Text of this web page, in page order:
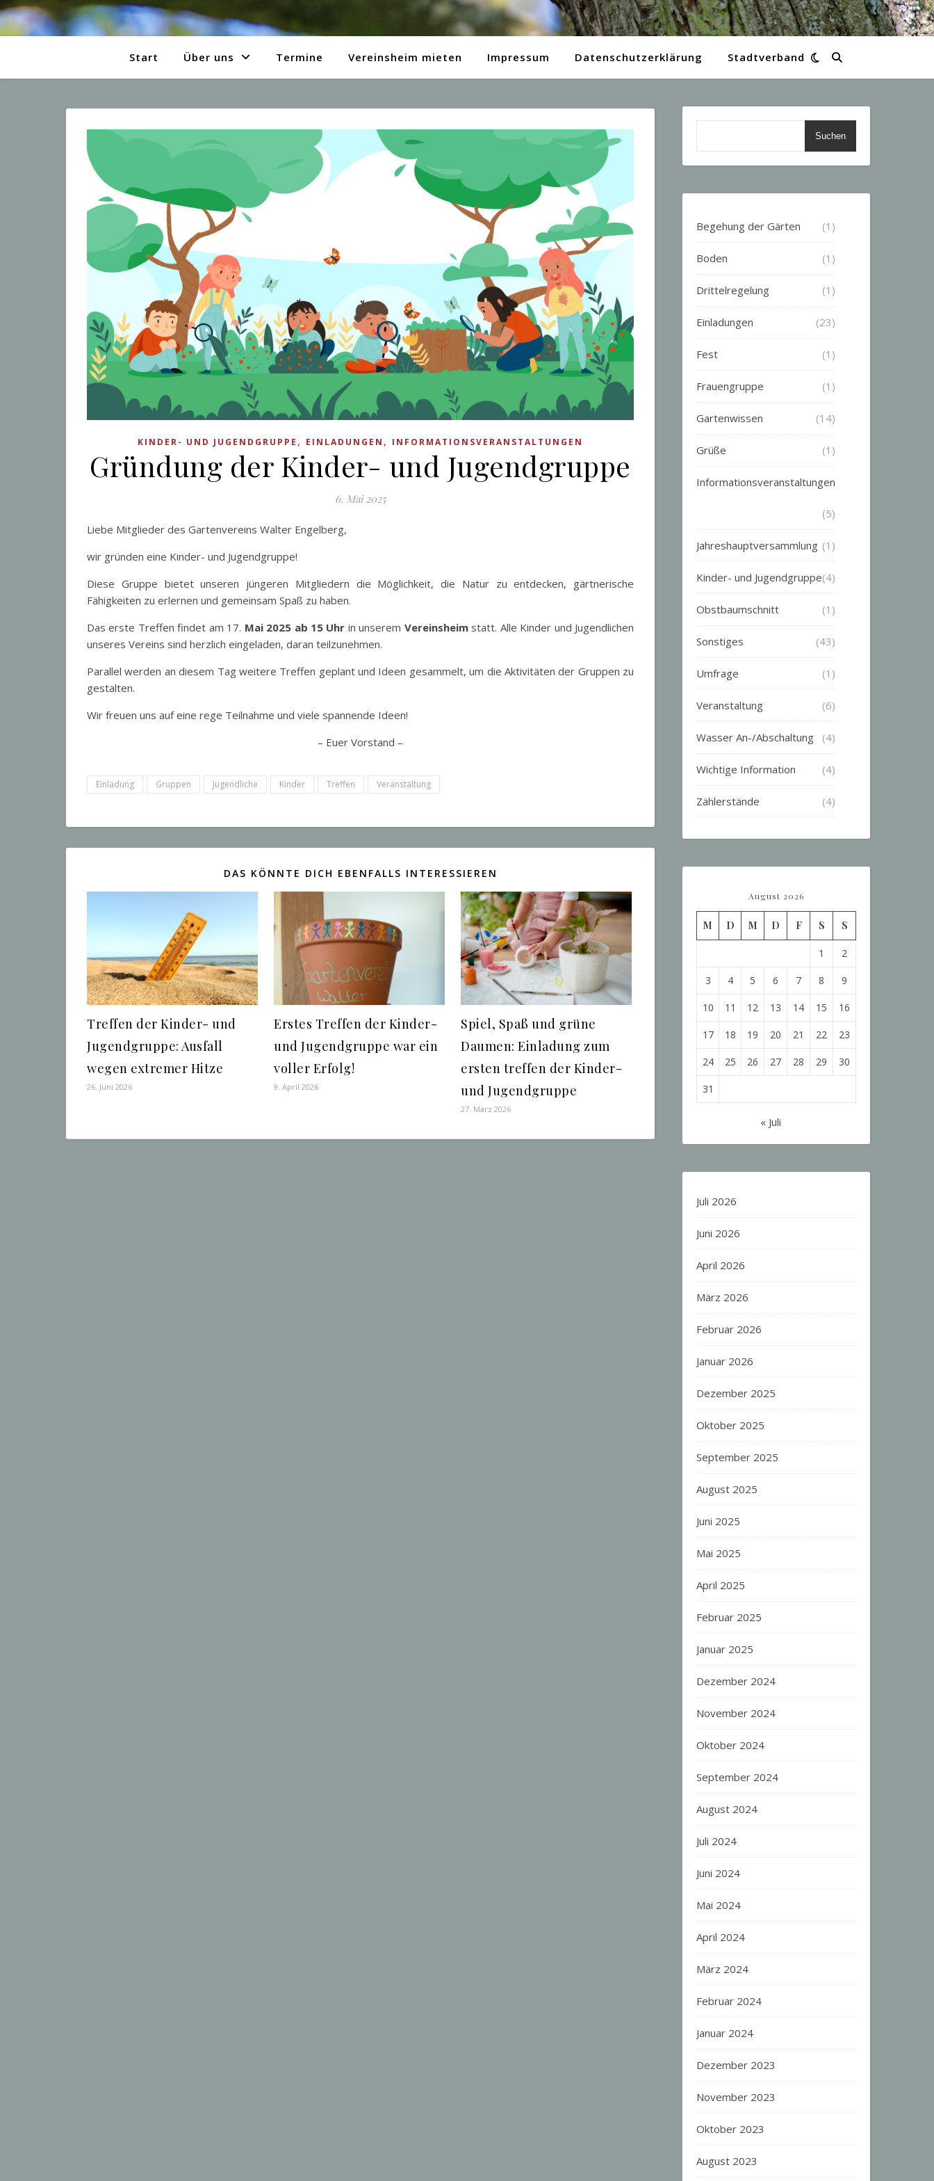
Start Über uns Termine Vereinsheim mieten Impressum Datenschutzerklärung Stadtverband
KINDER- UND JUGENDGRUPPE , EINLADUNGEN , INFORMATIONSVERANSTALTUNGEN
Gründung der Kinder- und Jugendgruppe
6. Mai 2025
Liebe Mitglieder des Gartenvereins Walter Engelberg,
wir gründen eine Kinder- und Jugendgruppe!
Diese Gruppe bietet unseren jüngeren Mitgliedern die Möglichkeit, die Natur zu entdecken, gärtnerische
Fähigkeiten zu erlernen und gemeinsam Spaß zu haben.
Das erste Treffen findet am 17. Mai 2025 ab 15 Uhr in unserem Vereinsheimstatt. Alle Kinder und Jugendlichen
unseres Vereins sind herzlich eingeladen, daran teilzunehmen.
Parallel werden an diesem Tag weitere Treffen geplant und Ideen gesammelt, um die Aktivitäten der Gruppen zu
gestalten.
Wir freuen uns auf eine rege Teilnahme und viele spannende Ideen!
– Euer Vorstand –
Einladung Gruppen Jugendliche Kinder Treffen Veranstaltung
DAS KÖNNTE DICH EBENFALLS INTERESSIEREN
Treffen der Kinder- und
Jugendgruppe: Ausfall
wegen extremer Hitze
26. Juni 2026
Erstes Treffen der Kinder-
und Jugendgruppe war ein
voller Erfolg!
9. April 2026
Spiel, Spaß und grüne
Daumen: Einladung zum
ersten treffen der Kinder-
und Jugendgruppe
27. März 2026
Suchen
Begehung der Gärten (1)
Boden (1)
Drittelregelung (1)
Einladungen (23)
Fest (1)
Frauengruppe (1)
Gartenwissen (14)
Grüße (1)
Informationsveranstaltungen
(5)
Jahreshauptversammlung (1)
Kinder- und Jugendgruppe(4)
Obstbaumschnitt (1)
Sonstiges (43)
Umfrage (1)
Veranstaltung (6)
Wasser An-/Abschaltung (4)
Wichtige Information (4)
Zählerstände (4)
August 2026
M D M D F S S
1 2
3 4 5 6 7 8 9
10 11 12 13 14 15 16
17 18 19 20 21 22 23
24 25 26 27 28 29 30
31
« Juli
Juli 2026
Juni 2026
April 2026
März 2026
Februar 2026
Januar 2026
Dezember 2025
Oktober 2025
September 2025
August 2025
Juni 2025
Mai 2025
April 2025
Februar 2025
Januar 2025
Dezember 2024
November 2024
Oktober 2024
September 2024
August 2024
Juli 2024
Juni 2024
Mai 2024
April 2024
März 2024
Februar 2024
Januar 2024
Dezember 2023
November 2023
Oktober 2023
August 2023